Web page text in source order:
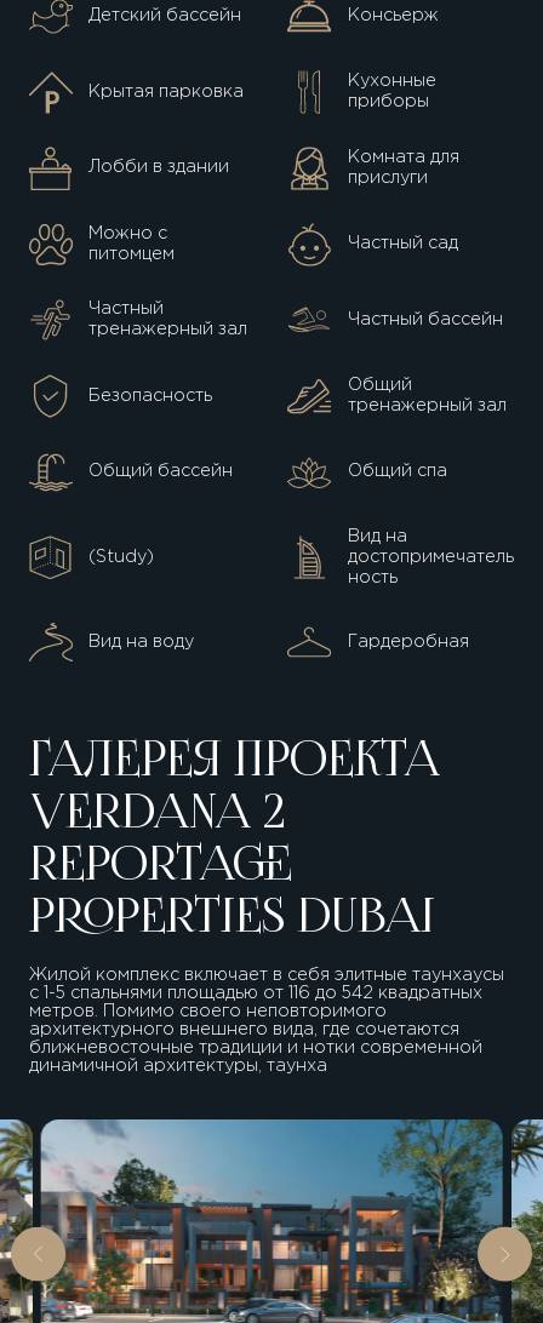
Детский бассейн Консьерж
Крытая парковка
Кухонные
приборы
Лобби в здании
Комната для
прислуги
Можно с
питомцем
Частный сад
Частный
тренажерный зал
Частный бассейн
Безопасность
Общий
тренажерный зал
Общий бассейн Общий спа
(Study)
Вид на
достопримечатель
ность
Вид на воду Гардеробная
ГАЛЕРЕЯ ПРОЕКТА
VERDANA 2
REPORTAGE
PROPERTIES DUBAI
Жилой комплекс включает в себя элитные таунхаусы
с 1-5 спальнями площадью от 116 до 542 квадратных
метров. Помимо своего неповторимого
архитектурного внешнего вида, где сочетаются
ближневосточные традиции и нотки современной
динамичной архитектуры, таунха